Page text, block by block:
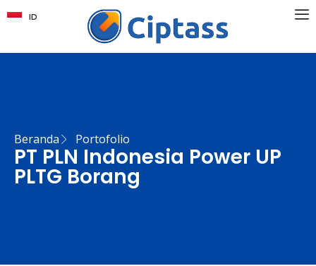
ID
EN
Beranda Portofolio
PT PLN Indonesia Power UP
PLTG Borang